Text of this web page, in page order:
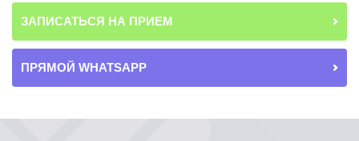
ЗАПИСАТЬСЯ НА ПРИЕМ
ПРЯМОЙ WHATSAPP